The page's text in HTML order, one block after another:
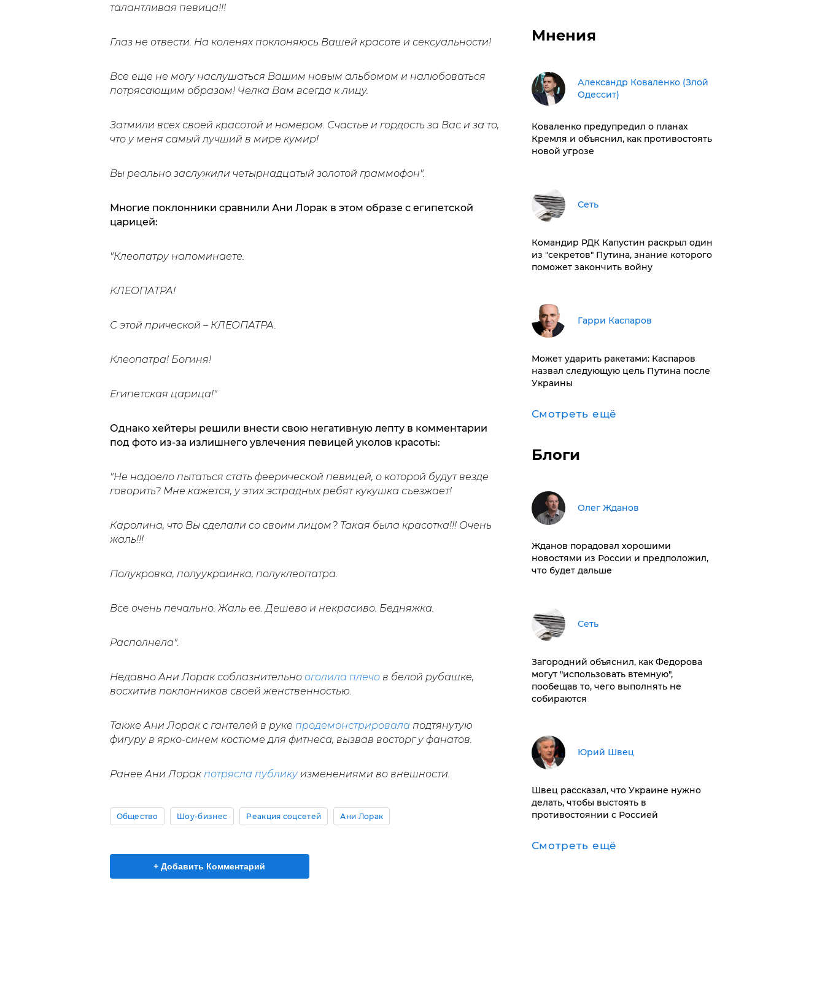
талантливая певица!!!
Глаз не отвести. На коленях поклоняюсь Вашей красоте и сексуальности!
Все еще не могу наслушаться Вашим новым альбомом и налюбоваться
потрясающим образом! Челка Вам всегда к лицу.
Затмили всех своей красотой и номером. Счастье и гордость за Вас и за то,
что у меня самый лучший в мире кумир!
Вы реально заслужили четырнадцатый золотой граммофон".
Многие поклонники сравнили Ани Лорак в этом образе с египетской
царицей:
"Клеопатру напоминаете.
КЛЕОПАТРА!
С этой прической – КЛЕОПАТРА.
Клеопатра! Богиня!
Египетская царица!"
Однако хейтеры решили внести свою негативную лепту в комментарии
под фото из-за излишнего увлечения певицей уколов красоты:
"Не надоело пытаться стать феерической певицей, о которой будут везде
говорить? Мне кажется, у этих эстрадных ребят кукушка съезжает!
Каролина, что Вы сделали со своим лицом? Такая была красотка!!! Очень
жаль!!!
Полукровка, полуукраинка, полуклеопатра.
Все очень печально. Жаль ее. Дешево и некрасиво. Бедняжка.
Располнела".
Недавно Ани Лорак соблазнительно оголила плечов белой рубашке,
восхитив поклонников своей женственностью.
Также Ани Лорак с гантелей в руке продемонстрировала подтянутую
фигуру в ярко-синем костюме для фитнеса, вызвав восторг у фанатов.
Ранее Ани Лорак потрясла публикуизменениями во внешности.
Общество Шоу-бизнес Реакция соцсетей Ани Лорак
+ Добавить Комментарий
Мнения
Александр Коваленко (Злой
Одессит)
Коваленко предупредил о планах
Кремля и объяснил, как противостоять
новой угрозе
Сеть
Командир РДК Капустин раскрыл один
из "секретов" Путина, знание которого
поможет закончить войну
Гарри Каспаров
Может ударить ракетами: Каспаров
назвал следующую цель Путина после
Украины
Смотреть ещё
Блоги
Олег Жданов
Жданов порадовал хорошими
новостями из России и предположил,
что будет дальше
Сеть
Загородний объяснил, как Федорова
могут "использовать втемную",
пообещав то, чего выполнять не
собираются
Юрий Швец
Швец рассказал, что Украине нужно
делать, чтобы выстоять в
противостоянии с Россией
Смотреть ещё